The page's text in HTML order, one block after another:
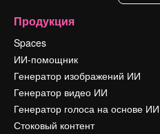
Продукция
Spaces
ИИ-помощник
Генератор изображений ИИ
Генератор видео ИИ
Генератор голоса на основе ИИ
Стоковый контент